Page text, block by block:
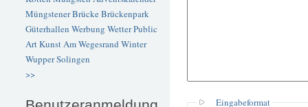
Müngstener BrückeBrückenpark
Güterhallen Werbung WetterPublic
ArtKunstAm Wegesrand Winter
WupperSolingen
>>
Eingabeformat